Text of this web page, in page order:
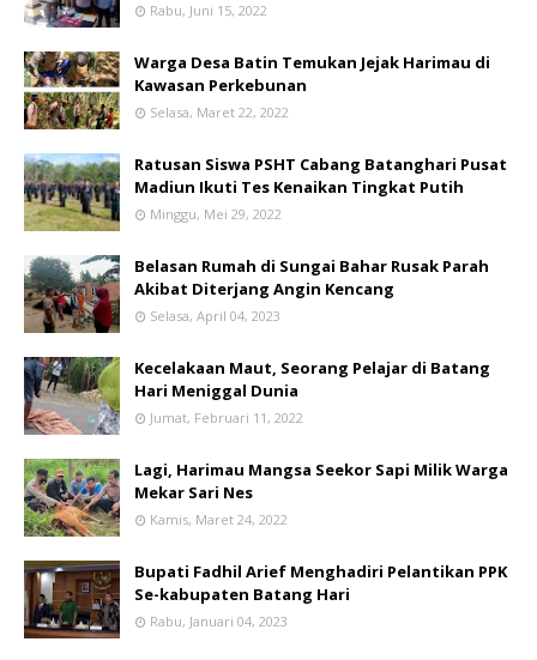
Rabu, Juni 15, 2022
Warga Desa Batin Temukan Jejak Harimau di
Kawasan Perkebunan
Selasa, Maret 22, 2022
Ratusan Siswa PSHT Cabang Batanghari Pusat
Madiun Ikuti Tes Kenaikan Tingkat Putih
Minggu, Mei 29, 2022
Belasan Rumah di Sungai Bahar Rusak Parah
Akibat Diterjang Angin Kencang
Selasa, April 04, 2023
Kecelakaan Maut, Seorang Pelajar di Batang
Hari Meniggal Dunia
Jumat, Februari 11, 2022
Lagi, Harimau Mangsa Seekor Sapi Milik Warga
Mekar Sari Nes
Kamis, Maret 24, 2022
Bupati Fadhil Arief Menghadiri Pelantikan PPK
Se-kabupaten Batang Hari
Rabu, Januari 04, 2023